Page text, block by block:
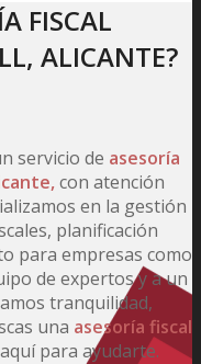
FISCAL
ALICANTE?
servicio de asesoría
con atención
en la gestión
planificación
para empresas como
de expertos y a un
tranquilidad,
una asesoría fiscal
para ayudarte.